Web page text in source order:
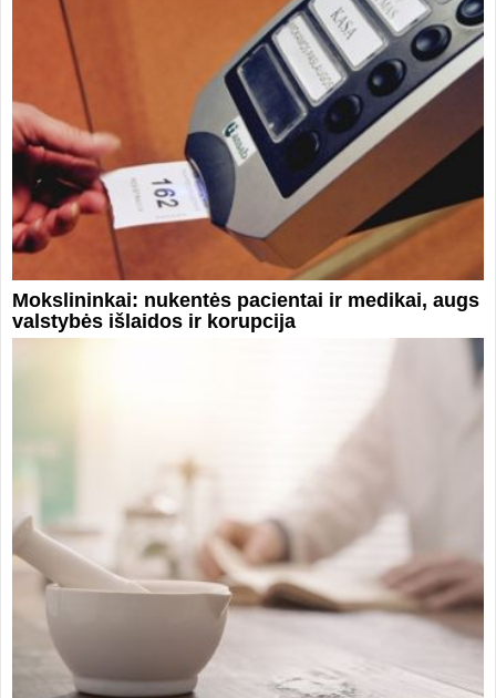
Mokslininkai: nukentės pacientai ir medikai, augs
valstybės išlaidos ir korupcija